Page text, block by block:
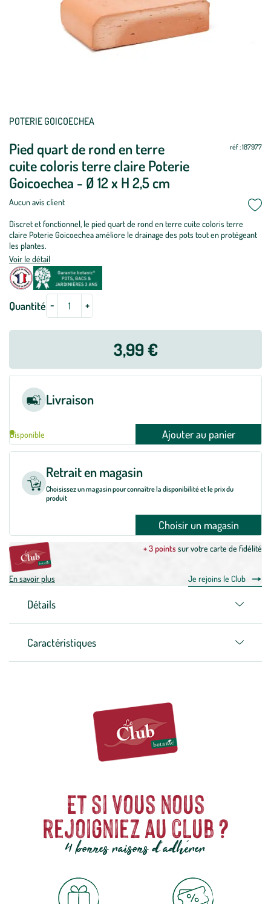
POTERIE GOICOECHEA
Pied quart de rond en terre
cuite coloris terre claire Poterie
Goicoechea - Ø 12 x H 2,5 cm
réf : 187977
Aucun avis client
Discret et fonctionnel, le pied quart de rond en terre cuite coloris terre
claire Poterie Goicoechea améliore le drainage des pots tout en protégeant
les plantes.
Voir le détail
Quantité
Mettre
jour
-
Mettre
jour
+
3,99 €
Livraison
Disponible Ajouter au panier
Retrait en magasin
Choisissez un magasin pour connaître la disponibilité et le prix du
produit
Choisir un magasin
+ 3 pointssur votre carte de fidélité
En savoir plus Je rejoins le Club
Détails
Caractéristiques
Et si vous nous
rejoigniez au club ?
4 bonnes raisons d'adhérer